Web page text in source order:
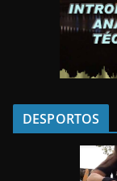
DESPORTOS